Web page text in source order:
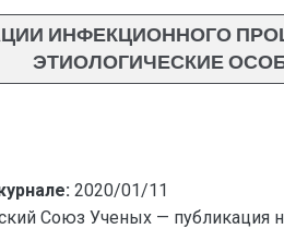
ИНФЕКЦИОННОГО
ЭТИОЛОГИЧЕСКИЕ
2020/01/11
Союз Ученых — публикация